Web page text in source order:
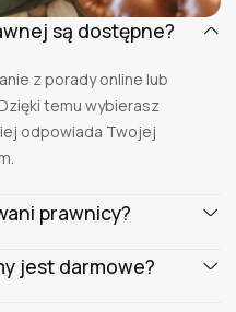
są dostępne?
z porady online lub
temu wybierasz
odpowiada Twojej
prawnicy?
danych osobowych i
jest darmowe?